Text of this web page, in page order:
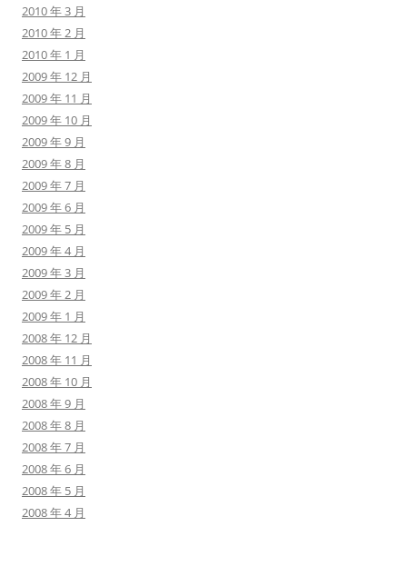
2010 年 3 月
2010 年 2 月
2010 年 1 月
2009 年 12 月
2009 年 11 月
2009 年 10 月
2009 年 9 月
2009 年 8 月
2009 年 7 月
2009 年 6 月
2009 年 5 月
2009 年 4 月
2009 年 3 月
2009 年 2 月
2009 年 1 月
2008 年 12 月
2008 年 11 月
2008 年 10 月
2008 年 9 月
2008 年 8 月
2008 年 7 月
2008 年 6 月
2008 年 5 月
2008 年 4 月